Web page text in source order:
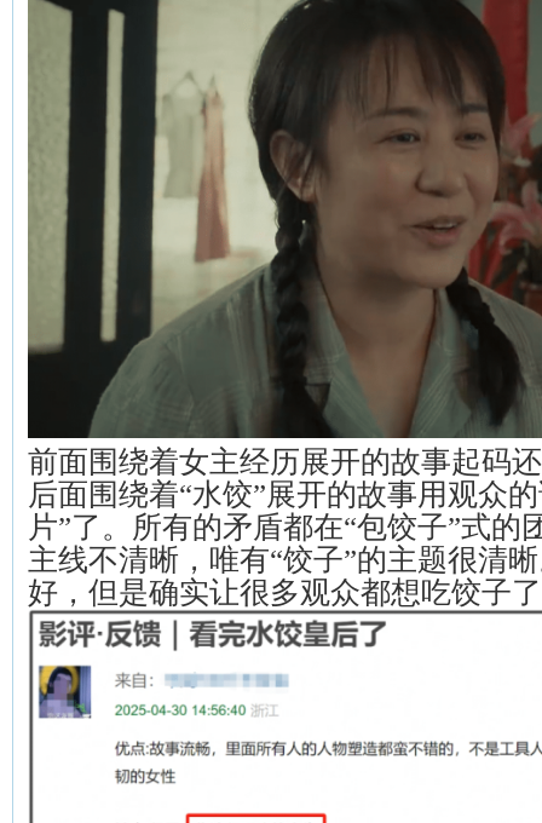
前面围绕着女主经历展开的故事起码
后面围绕着“水饺”展开的故事用观众
片”了。所有的矛盾都在“包饺子”式的
主线不清晰，唯有“饺子”的主题很清
好，但是确实让很多观众都想吃饺子